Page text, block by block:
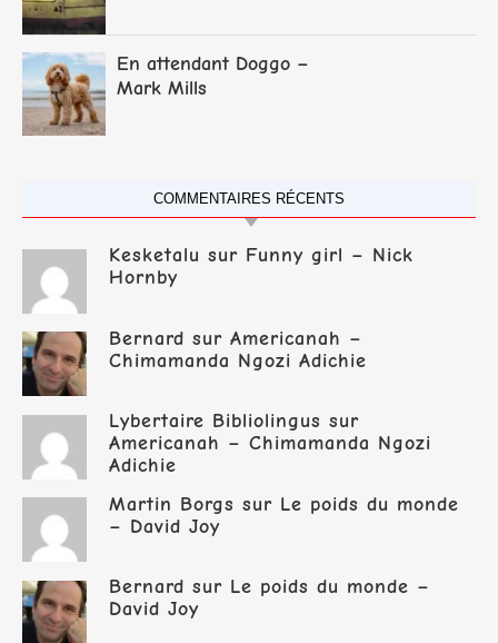
En attendant Doggo –
Mark Mills
COMMENTAIRES RÉCENTS
Kesketalu sur Funny girl – Nick
Hornby
Bernard sur Americanah –
Chimamanda Ngozi Adichie
Lybertaire Bibliolingus sur
Americanah – Chimamanda Ngozi
Adichie
Martin Borgs sur Le poids du monde
– David Joy
Bernard sur Le poids du monde –
David Joy